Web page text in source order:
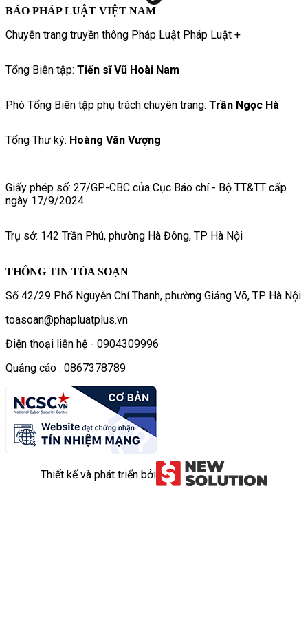
BÁO PHÁP LUẬT VIỆT NAM
Chuyên trang truyền thông Pháp Luật Pháp Luật +
Tổng Biên tập: Tiến sĩ Vũ Hoài Nam
Phó Tổng Biên tập phụ trách chuyên trang: Trần Ngọc Hà
Tổng Thư ký: Hoàng Văn Vượng
Giấy phép số: 27/GP-CBC của Cục Báo chí - Bộ TT&TT cấp
ngày 17/9/2024
Trụ sở: 142 Trần Phú, phường Hà Đông, TP Hà Nội
THÔNG TIN TÒA SOẠN
Số 42/29 Phố Nguyễn Chí Thanh, phường Giảng Võ, TP. Hà Nội
toasoan@phapluatplus.vn
Điện thoại liên hệ - 0904309996
Quảng cáo : 0867378789
Thiết kế và phát triển bởi